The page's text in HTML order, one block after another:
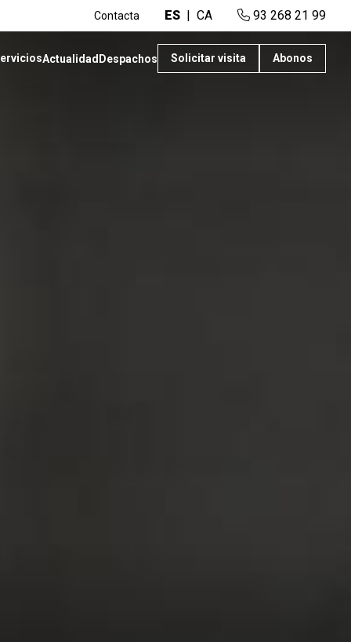
Contacta ES CA 93 268 21 99
Actualidad Despachos Solicitar visita Abonos